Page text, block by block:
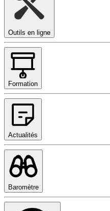
Outils en ligne
Formation
Actualités
Baromètre